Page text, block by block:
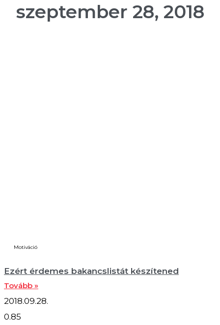
szeptember 28, 2018
Motiváció
Ezért érdemes bakancslistát készítened
Tovább »
2018.09.28.